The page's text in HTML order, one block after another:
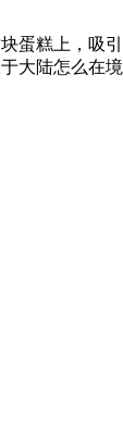
糕上，吸引
大陆怎么在